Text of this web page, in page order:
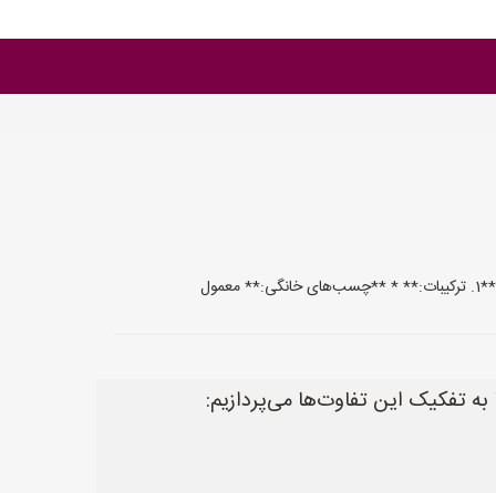
تفکیک این تفاوت‌ها می‌پردازیم: